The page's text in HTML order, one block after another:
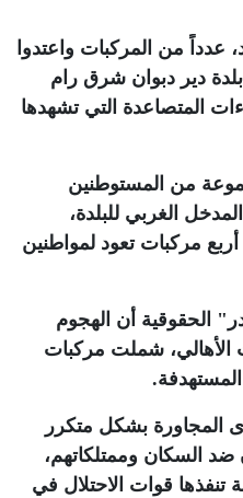
عدداً من المركبات واعتدوا
دير دبوان شرق رام
المتصاعدة التي تشهدها
من المستوطنين
الغربي للبلدة،
مركبات تعود لمواطنين
الحقوقية أن الهجوم
الأهالي، شملت مركبات
.
المجاورة بشكل متكرر
ضد السكان وممتلكاتهم،
تنفذها قوات الاحتلال في